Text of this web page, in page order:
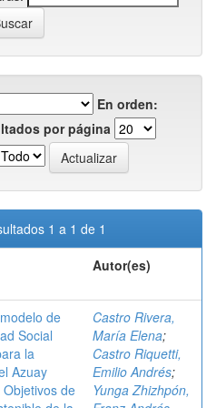
En orden:
por página
1 a 1 de 1
Autor(es)
de
Social
la
Azuay
de
Castro Rivera,
María Elena;
Castro Riquetti,
Emilio Andrés;
Yunga Zhizhpón,